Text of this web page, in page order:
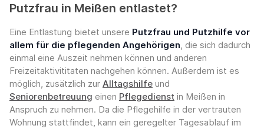
Putzfrau in Meißen entlastet?
Eine Entlastung bietet unsere Putzfrau und Putzhilfe vor
allem für die pflegenden Angehörigen, die sich dadurch
einmal eine Auszeit nehmen können und anderen
Freizeitaktivititaten nachgehen können. Außerdem ist es
möglich, zusätzlich zur Alltagshilfe und
Seniorenbetreuung einen Pflegedienst in Meißen in
Anspruch zu nehmen. Da die Pflegehilfe in der vertrauten
Wohnung stattfindet, kann ein geregelter Tagesablauf im